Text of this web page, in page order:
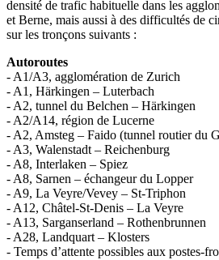
densité de trafic habituelle dans les
et Berne, mais aussi à des difficultés de
sur les tronçons suivants :
Autoroutes
- A1/A3, agglomération de Zurich
- A1, Härkingen – Luterbach
- A2, tunnel du Belchen – Härkingen
- A2/A14, région de Lucerne
- A2, Amsteg – Faido (tunnel routier du
- A3, Walenstadt – Reichenburg
- A8, Interlaken – Spiez
- A8, Sarnen – échangeur du Lopper
- A9, La Veyre/Vevey – St-Triphon
- A12, Châtel-St-Denis – La Veyre
- A13, Sarganserland – Rothenbrunnen
- A28, Landquart – Klosters
- Temps d’attente possibles aux postes-